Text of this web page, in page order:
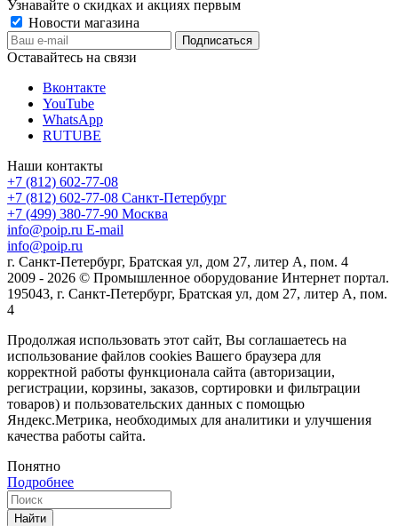
Узнавайте о скидках и акциях первым
Новости магазина
Оставайтесь на связи
Вконтакте
YouTube
WhatsApp
RUTUBE
Наши контакты
+7 (812) 602-77-08
+7 (812) 602-77-08 Санкт-Петербург
+7 (499) 380-77-90 Москва
info@poip.ru E-mail
info@poip.ru
г. Санкт-Петербург, Братская ул, дом 27, литер А, пом. 4
2009 - 2026 © Промышленное оборудование Интернет портал.
195043, г. Санкт-Петербург, Братская ул, дом 27, литер А, пом.
4
Продолжая использовать этот сайт, Вы соглашаетесь на
использование файлов cookies Вашего браузера для
корректной работы функционала сайта (авторизации,
регистрации, корзины, заказов, сортировки и фильтрации
товаров) и пользовательских данных с помощью
Яндекс.Метрика, необходимых для аналитики и улучшения
качества работы сайта.
Понятно
Подробнее
Найти